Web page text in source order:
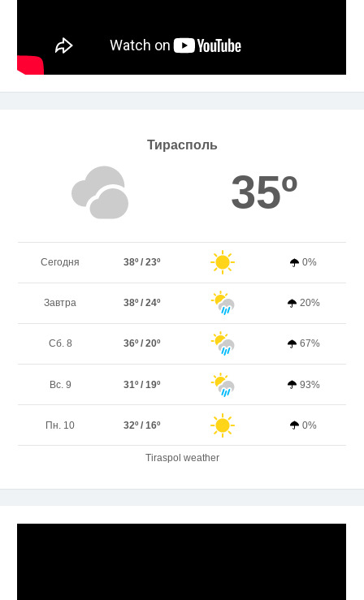
Тирасполь
35º
Сегодня 38º / 23º 0%
Завтра 38º / 24º 20%
Сб. 8 36º / 20º 67%
Вс. 9 31º / 19º 93%
Пн. 10 32º / 16º 0%
Tiraspol weather